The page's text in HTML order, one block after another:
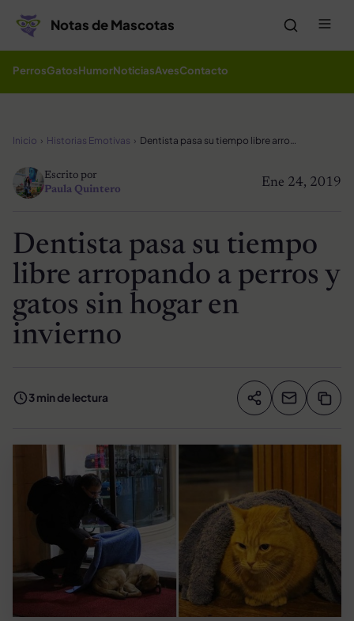
Notas de Mascotas
PerrosGatosHumorNoticiasAvesContacto
Inicio Historias Emotivas Dentista pasa su tiempo libre arropando a perros y gatos sin hogar en invierno
Ene 24, 2019
Escrito por
Paula Quintero
Dentista pasa su tiempo
libre arropando a perros y
gatos sin hogar en
invierno
3 min de lectura Compartir